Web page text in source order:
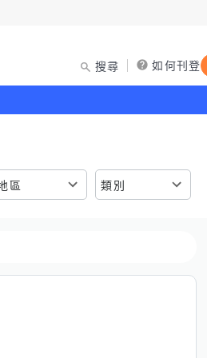
搜尋 如何刊登
區 類別